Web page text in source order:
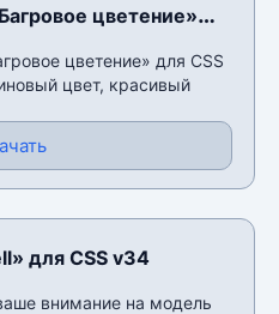
цветение»
цветение» для CSS
цвет, красивый
для CSS v34
внимание на модель